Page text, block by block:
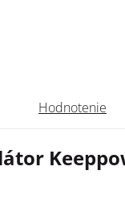
Hodnotenie